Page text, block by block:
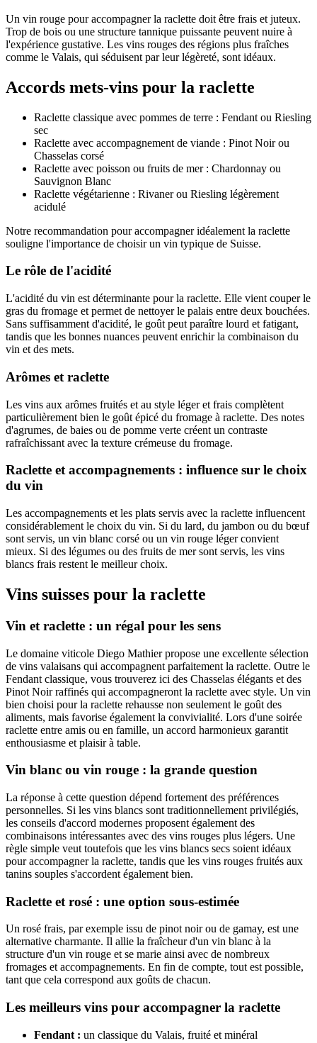
Un vin rouge pour accompagner la raclette doit être frais et juteux.
Trop de bois ou une structure tannique puissante peuvent nuire à
l'expérience gustative. Les vins rouges des régions plus fraîches
comme le Valais, qui séduisent par leur légèreté, sont idéaux.
Accords mets-vins pour la raclette
Raclette classique avec pommes de terre : Fendant ou Riesling
sec
Raclette avec accompagnement de viande : Pinot Noir ou
Chasselas corsé
Raclette avec poisson ou fruits de mer : Chardonnay ou
Sauvignon Blanc
Raclette végétarienne : Rivaner ou Riesling légèrement
acidulé
Notre recommandation pour accompagner idéalement la raclette
souligne l'importance de choisir un vin typique de Suisse.
Le rôle de l'acidité
L'acidité du vin est déterminante pour la raclette. Elle vient couper le
gras du fromage et permet de nettoyer le palais entre deux bouchées.
Sans suffisamment d'acidité, le goût peut paraître lourd et fatigant,
tandis que les bonnes nuances peuvent enrichir la combinaison du
vin et des mets.
Arômes et raclette
Les vins aux arômes fruités et au style léger et frais complètent
particulièrement bien le goût épicé du fromage à raclette. Des notes
d'agrumes, de baies ou de pomme verte créent un contraste
rafraîchissant avec la texture crémeuse du fromage.
Raclette et accompagnements : influence sur le choix
du vin
Les accompagnements et les plats servis avec la raclette influencent
considérablement le choix du vin. Si du lard, du jambon ou du bœuf
sont servis, un vin blanc corsé ou un vin rouge léger convient
mieux. Si des légumes ou des fruits de mer sont servis, les vins
blancs frais restent le meilleur choix.
Vins suisses pour la raclette
Vin et raclette : un régal pour les sens
Le domaine viticole Diego Mathier propose une excellente sélection
de vins valaisans qui accompagnent parfaitement la raclette. Outre le
Fendant classique, vous trouverez ici des Chasselas élégants et des
Pinot Noir raffinés qui accompagneront la raclette avec style. Un vin
bien choisi pour la raclette rehausse non seulement le goût des
aliments, mais favorise également la convivialité. Lors d'une soirée
raclette entre amis ou en famille, un accord harmonieux garantit
enthousiasme et plaisir à table.
Vin blanc ou vin rouge : la grande question
La réponse à cette question dépend fortement des préférences
personnelles. Si les vins blancs sont traditionnellement privilégiés,
les conseils d'accord modernes proposent également des
combinaisons intéressantes avec des vins rouges plus légers. Une
règle simple veut toutefois que les vins blancs secs soient idéaux
pour accompagner la raclette, tandis que les vins rouges fruités aux
tanins souples s'accordent également bien.
Raclette et rosé : une option sous-estimée
Un rosé frais, par exemple issu de pinot noir ou de gamay, est une
alternative charmante. Il allie la fraîcheur d'un vin blanc à la
structure d'un vin rouge et se marie ainsi avec de nombreux
fromages et accompagnements. En fin de compte, tout est possible,
tant que cela correspond aux goûts de chacun.
Les meilleurs vins pour accompagner la raclette
Fendant : un classique du Valais, fruité et minéral